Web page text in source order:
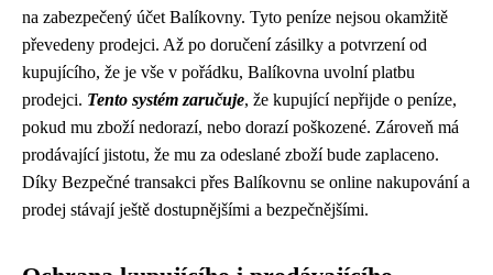
na zabezpečený účet Balíkovny. Tyto peníze nejsou okamžitě
převedeny prodejci. Až po doručení zásilky a potvrzení od
kupujícího, že je vše v pořádku, Balíkovna uvolní platbu
prodejci. Tento systém zaručuje, že kupující nepřijde o peníze,
pokud mu zboží nedorazí, nebo dorazí poškozené. Zároveň má
prodávající jistotu, že mu za odeslané zboží bude zaplaceno.
Díky Bezpečné transakci přes Balíkovnu se online nakupování a
prodej stávají ještě dostupnějšími a bezpečnějšími.